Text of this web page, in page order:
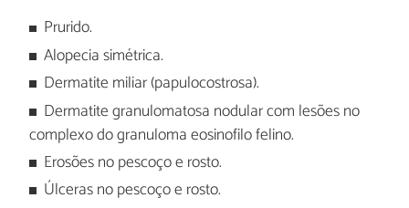
Prurido.
Alopecia simétrica.
Dermatite miliar (papulocostrosa).
Dermatite granulomatosa nodular com lesões no
complexo do granuloma eosinofilo felino.
Erosões no pescoço e rosto.
Úlceras no pescoço e rosto.